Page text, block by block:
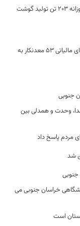
تولید مرغ در خراسان جنوبی ۲۶ درصد افزایش یافت/روزانه ۲۰۳ تن تولید گوشت
با پیگیری دستگاه قضایی حساب‌های بانکی و پرونده‌های مالیاتی ۵۳ معدنکار به
وحدت و همدلی بین
مردم پاسخ داد
خراسان جنوبی می
است